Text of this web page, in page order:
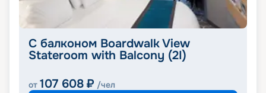
С балконом Boardwalk View
Stateroom with Balcony (2I)
от 107 608 ₽ /чел